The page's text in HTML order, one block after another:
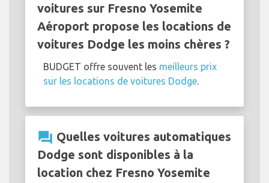
voitures sur Fresno Yosemite
Aéroport propose les locations de
voitures Dodge les moins chères ?
BUDGET offre souvent les meilleurs prix
sur les locations de voitures Dodge.
question_answer Quelles voitures automatiques
Dodge sont disponibles à la
location chez Fresno Yosemite